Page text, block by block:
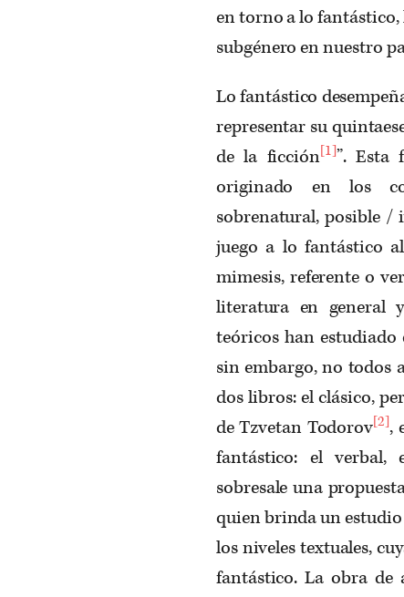
en torno a lo fantástico,
subgénero en nuestro
Lo fantástico
representar su
de la ficción[1]”. Esta
originado en los
sobrenatural, posible /
juego a lo fantástico
mimesis, referente o
literatura en general
teóricos han estudiado
sin embargo, no todos
dos libros: el clásico,
de Tzvetan Todorov[2],
fantástico: el verbal,
sobresale una
quien brinda un
los niveles textuales,
fantástico. La obra de